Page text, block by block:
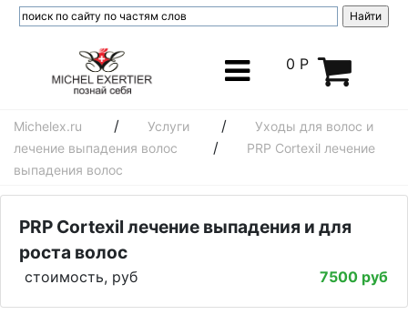
0 Р
Michelex.ru / Услуги /
Уходы для волос и
лечение выпадения волос
/
PRP Cortexil лечение
выпадения волос
PRP Cortexil лечение выпадения и для
роста волос
стоимость, руб 7500 руб